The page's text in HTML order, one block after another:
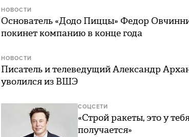
НОВОСТИ
Основатель «Додо Пиццы» Федор
покинет компанию в конце года
НОВОСТИ
Писатель и телеведущий Александр
уволился из ВШЭ
СОЦСЕТИ
«Строй ракеты, это у
получается»